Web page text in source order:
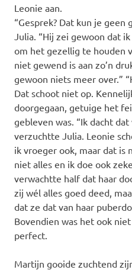
Leonie aan.
“Gesprek? Dat kun je geen
Julia. “Hij zei gewoon dat
om het gezellig te houden
niet gewend is aan zo’n
gewoon niets meer over.”
Dat schoot niet op.
doorgegaan, getuige het
gebleven was. “Ik dacht
verzuchtte Julia. Leonie
ik vroeger ook, maar dat is
niet alles en ik doe ook
verwachtte half dat haar
zij wél alles goed deed,
dat ze dat van haar
Bovendien was het ook
perfect.
Martijn gooide zuchtend